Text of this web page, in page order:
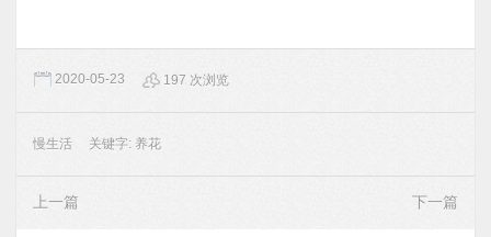
2020-05-23 197 次浏览
慢生活 关键字: 养花
上一篇 下一篇